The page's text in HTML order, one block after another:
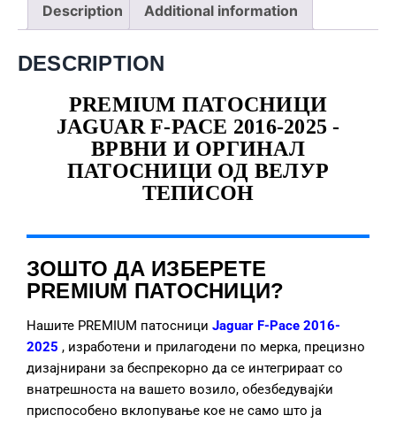
Description Additional information
DESCRIPTION
PREMIUM ПАТОСНИЦИ
JAGUAR F-PACE 2016-2025 -
ВРВНИ И ОРГИНАЛ
ПАТОСНИЦИ ОД ВЕЛУР
ТЕПИСОН
ЗОШТО ДА ИЗБЕРЕТЕ
PREMIUM ПАТОСНИЦИ?
Нашите PREMIUM патосници Jaguar F-Pace 2016-
2025 , изработени и прилагодени по мерка, прецизно
дизајнирани за беспрекорно да се интегрираат со
внатрешноста на вашето возило, обезбедувајќи
приспособено вклопување кое не само што ја